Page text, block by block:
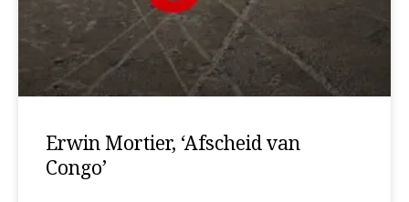
Erwin Mortier, ‘Afscheid van
Congo’